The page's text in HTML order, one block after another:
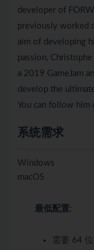
developer of
previously worked
aim of developing
passion,
a 2019 GameJam
develop the
You can follow
系统需求
Windows
macOS
最低配置:
需要 64